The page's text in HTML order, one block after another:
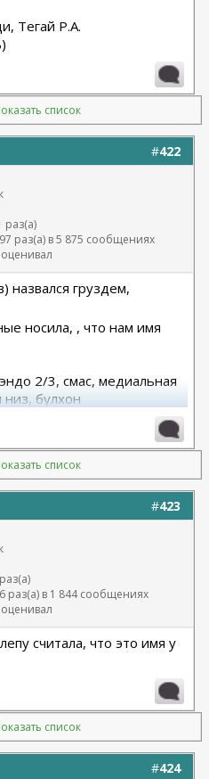
Тегай Р.А.
список
#422
раз(а)
раз(а) в 5 875 сообщениях
назвался груздем,
носила, , что нам имя
2/3, смас, медиальная
булхон
А.Г., Клиника СЛ
список
#423
раз(а) в 1 844 сообщениях
считала, что это имя у
список
#424